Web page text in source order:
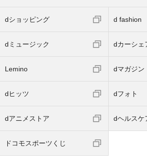
dショッピング d fashion
dミュージック dカーシェ
Lemino dマガジン
dヒッツ dフォト
dアニメストア dヘルスケ
ドコモスポーツくじ